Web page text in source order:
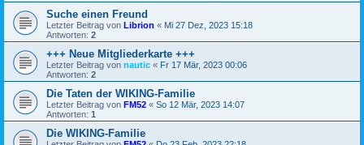
Suche einen Freund
Letzter Beitrag von Librion « Mi 27 Dez, 2023 15:18
Antworten: 2
+++ Neue Mitgliederkarte +++
Letzter Beitrag von nautic « Fr 17 Mär, 2023 00:06
Antworten: 2
Die Taten der WIKING-Familie
Letzter Beitrag von FM52 « So 12 Mär, 2023 14:07
Antworten: 1
Die WIKING-Familie